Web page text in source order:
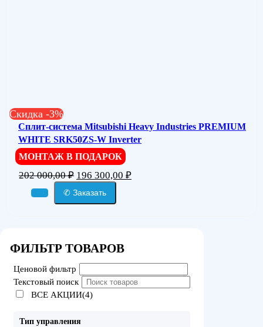
Скидка -3%
Сплит-система Mitsubishi Heavy Industries PREMIUM
WHITE SRK50ZS-W Inverter
МОНТАЖ В ПОДАРОК
202 000,00₽ 196 300,00 ₽
✆ Заказать
ФИЛЬТР ТОВАРОВ
Ценовой фильтр
Текстовый поиск
ВСЕ АКЦИИ(4)
Тип управления